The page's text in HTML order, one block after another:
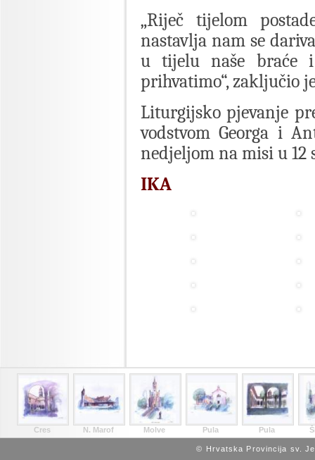
„Riječ tijelom
nastavlja nam se
u tijelu naše braće
prihvatimo“, zaključio
Liturgijsko pjevanje
vodstvom Georga i
nedjeljom na misi u 12
IKA
Cres N. Marof Molve Pula Pula
© Hrvatska Provincija sv.